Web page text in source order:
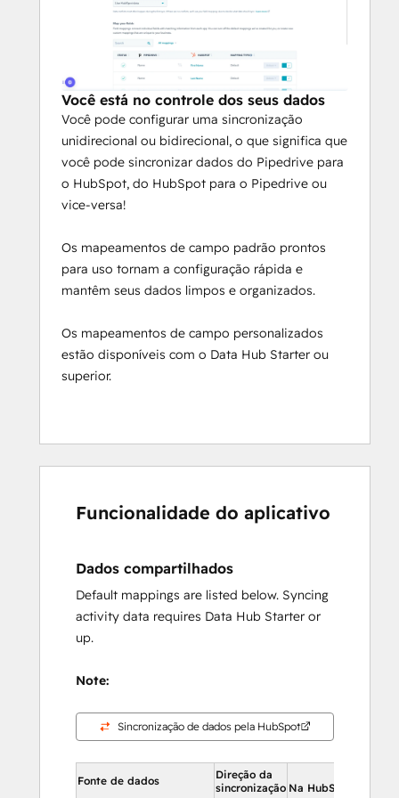
Você está no controle dos seus dados
Você pode configurar uma sincronização
unidirecional ou bidirecional, o que significa que
você pode sincronizar dados do Pipedrive para
o HubSpot, do HubSpot para o Pipedrive ou
vice-versa!
Os mapeamentos de campo padrão prontos
para uso tornam a configuração rápida e
mantêm seus dados limpos e organizados.
Os mapeamentos de campo personalizados
estão disponíveis com o Data Hub Starter ou
superior.
Funcionalidade do aplicativo
Dados compartilhados
Default mappings are listed below. Syncing
activity data requires Data Hub Starter or
up.
Note:
Sincronização de dados pela HubSpot
Fonte de dados
Direção da
sincronização Na HubSpot